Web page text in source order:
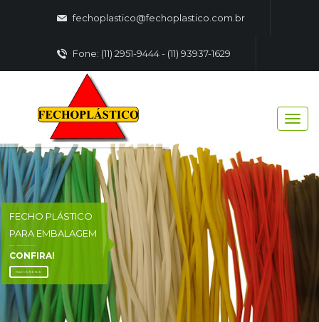
fechoplastico@fechoplastico.com.br
Fone: (11) 2951-9444 - (11) 93937-1629
FECHO PLÁSTICO
PARA EMBALAGEM
CONFIRA!
FALE CONOSCO